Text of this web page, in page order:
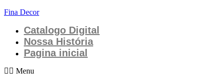
Fina Decor
Catalogo Digital
Nossa História
Pagina inicial
Menu